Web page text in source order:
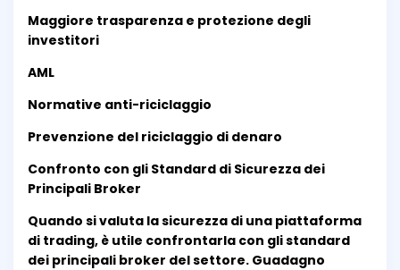
Maggiore trasparenza e protezione degli
investitori
AML
Normative anti-riciclaggio
Prevenzione del riciclaggio di denaro
Confronto con gli Standard di Sicurezza dei
Principali Broker
Quando si valuta la sicurezza di una piattaforma
di trading, è utile confrontarla con gli standard
dei principali broker del settore. Guadagno